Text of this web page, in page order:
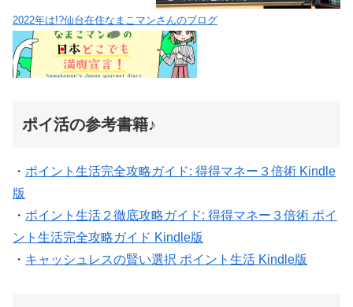
2022年は!?仙台在住なまこマンさんのブログ
ポイ活の参考書籍♪
・ ポイント生活完全攻略ガイド: 得得マネー３倍術 Kindle
版
・ ポイント生活２徹底攻略ガイド: 得得マネー３倍術 ポイ
ント生活完全攻略ガイド Kindle版
・ キャッシュレスの賢い選択 ポイント生活 Kindle版